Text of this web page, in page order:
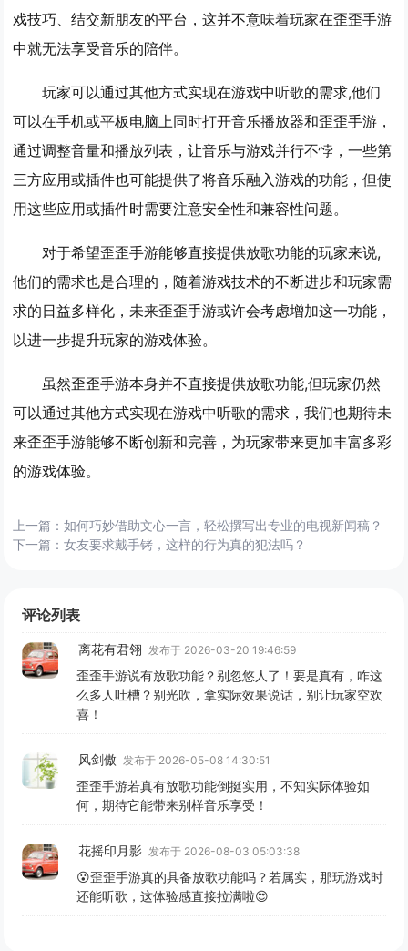
戏技巧、结交新朋友的平台，这并不意味着玩家在歪歪手游
中就无法享受音乐的陪伴。
玩家可以通过其他方式实现在游戏中听歌的需求,他们
可以在手机或平板电脑上同时打开音乐播放器和歪歪手游，
通过调整音量和播放列表，让音乐与游戏并行不悖，一些第
三方应用或插件也可能提供了将音乐融入游戏的功能，但使
用这些应用或插件时需要注意安全性和兼容性问题。
对于希望歪歪手游能够直接提供放歌功能的玩家来说,
他们的需求也是合理的，随着游戏技术的不断进步和玩家需
求的日益多样化，未来歪歪手游或许会考虑增加这一功能，
以进一步提升玩家的游戏体验。
虽然歪歪手游本身并不直接提供放歌功能,但玩家仍然
可以通过其他方式实现在游戏中听歌的需求，我们也期待未
来歪歪手游能够不断创新和完善，为玩家带来更加丰富多彩
的游戏体验。
上一篇：如何巧妙借助文心一言，轻松撰写出专业的电视新闻稿？
下一篇：女友要求戴手铐，这样的行为真的犯法吗？
评论列表
离花有君翎 发布于 2026-03-20 19:46:59
歪歪手游说有放歌功能？别忽悠人了！要是真有，咋这
么多人吐槽？别光吹，拿实际效果说话，别让玩家空欢
喜！
风剑傲 发布于 2026-05-08 14:30:51
歪歪手游若真有放歌功能倒挺实用，不知实际体验如
何，期待它能带来别样音乐享受！
花摇印月影 发布于 2026-08-03 05:03:38
😮歪歪手游真的具备放歌功能吗？若属实，那玩游戏时
还能听歌，这体验感直接拉满啦😍